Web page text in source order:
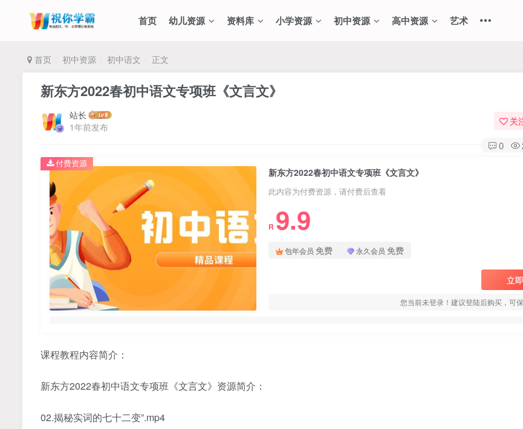
首页 幼儿资源 资料库 小学资源 初中资源 高中资源 艺术
首页 初中资源 初中语文 正文
新东方2022春初中语文专项班《文言文》
站长
1年前发布
关
0
新东方2022春初中语文专项班《文言文》
此内容为付费资源，请付费后查看
R 9.9
包年会员 免费 永久会员 免费
立
您当前未登录！建议登陆后购买，可
付费资源
课程教程内容简介：
新东方2022春初中语文专项班《文言文》资源简介：
02.揭秘实词的七十二变”.mp4